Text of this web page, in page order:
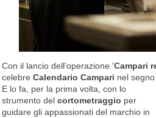
Con il lancio dell'operazione 'Campari
celebre Calendario Campari nel
E lo fa, per la prima volta, con lo
strumento del cortometraggio per
guidare gli appassionati del marchio in